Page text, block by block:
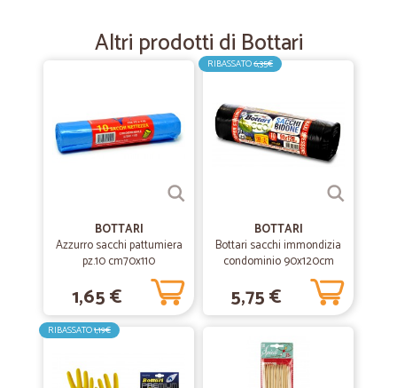
Tutto perfetto ....
18/04/2022
—Doyma patricia G.
Ho già comprato varie volte e mi sono…
Ho già comprato varie volte e mi sono trovata bene, imballaggio
sicuro, personale a disposizione per chiarimenti, merce di buona
03/11/2021
—Silvia T.
Consegna nei tempi e senza problemi
Consegna nei tempi e senza problemi. Merce di alta qualità
Giorgio C.
Altri prodotti di Bottari
BOTTARI
Azzurro sacchi pattumiera
pz.10 cm70x110
1,65 €
RIBASSATO6,35€
BOTTARI
Bottari sacchi immondizia
condominio 90x120cm
5,75 €
RIBASSATO1,19€